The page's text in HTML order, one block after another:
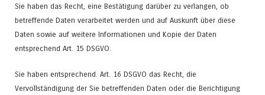
Sie haben das Recht, eine Bestätigung darüber zu verlangen, ob
betreffende Daten verarbeitet werden und auf Auskunft über diese
Daten sowie auf weitere Informationen und Kopie der Daten
entsprechend Art. 15 DSGVO.
Sie haben entsprechend. Art. 16 DSGVO das Recht, die
Vervollständigung der Sie betreffenden Daten oder die Berichtigung